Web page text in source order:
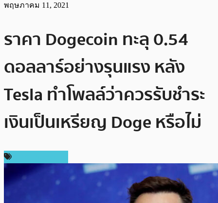
พฤษภาคม 11, 2021
ราคา Dogecoin ทะลุ 0.54
ดอลลาร์อย่างรุนแรง หลัง
Tesla ทำโพลล์ว่าควรรับชำระ
เงินเป็นเหรียญ Doge หรือไม่